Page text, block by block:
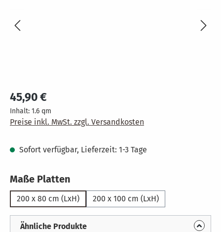
Regulärer Preis:
45,90 €
Inhalt: 1.6 qm
Preise inkl. MwSt. zzgl. Versandkosten
Sofort verfügbar, Lieferzeit: 1-3 Tage
Maße Platten
200 x 80 cm (LxH) 200 x 100 cm (LxH)
Ähnliche Produkte